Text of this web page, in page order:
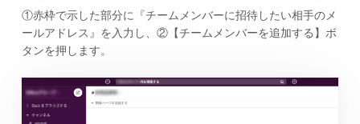
①赤枠で示した部分に『チームメンバーに招待したい相手のメ
ールアドレス』を入力し、②【チームメンバーを追加する】ボ
タンを押します。